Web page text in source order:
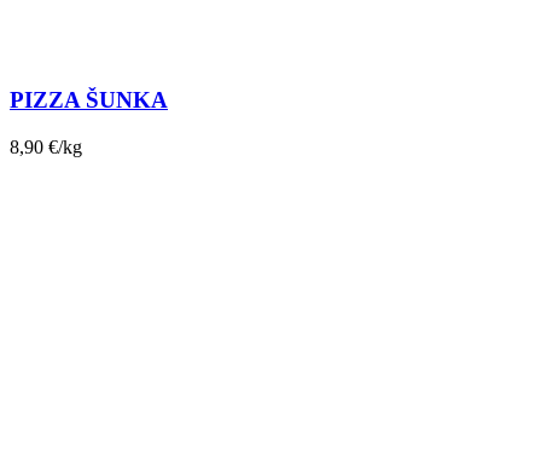
PIZZA ŠUNKA
8,90 €/kg